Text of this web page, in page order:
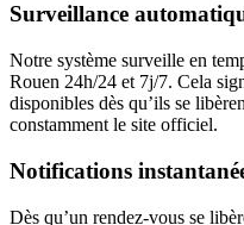
Surveillance
Notre système surveille en
Rouen 24h/24 et 7j/7. Cela
disponibles dès qu’ils se
constamment le site officiel.
Notifications
Dès qu’un rendez-vous se